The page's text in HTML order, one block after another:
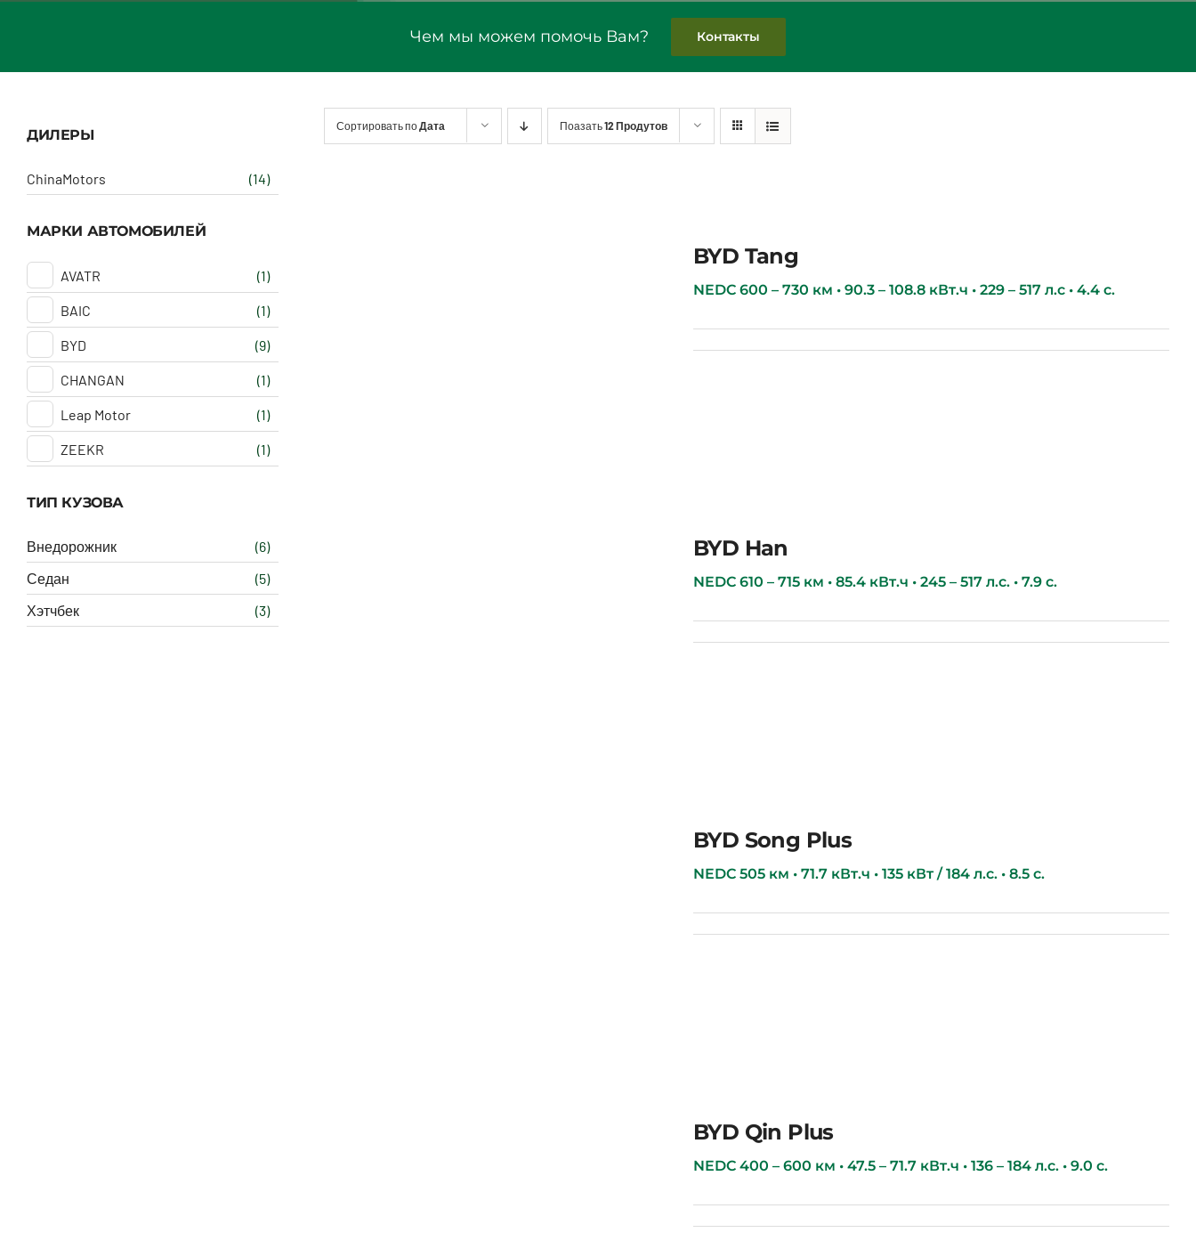
Чем мы можем помочь Вам? Контакты
ДИЛЕРЫ
ChinaMotors (14)
МАРКИ АВТОМОБИЛЕЙ
AVATR (1)
BAIC (1)
BYD (9)
CHANGAN (1)
Leap Motor (1)
ZEEKR (1)
ТИП КУЗОВА
Внедорожник
(6)
Седан
(5)
Хэтчбек
(3)
Сортировать поДата Поазать12 Продутов
BYD Tang
NEDC 600 – 730 км • 90.3 – 108.8 кВт.ч • 229 – 517 л.с • 4.4 с.
BYD Han
NEDC 610 – 715 км • 85.4 кВт.ч • 245 – 517 л.с. • 7.9 с.
BYD Song Plus
NEDC 505 км • 71.7 кВт.ч • 135 кВт / 184 л.с. • 8.5 с.
BYD Qin Plus
NEDC 400 – 600 км • 47.5 – 71.7 кВт.ч • 136 – 184 л.с. • 9.0 с.